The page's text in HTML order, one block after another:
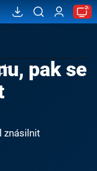
pak se
znásilnit